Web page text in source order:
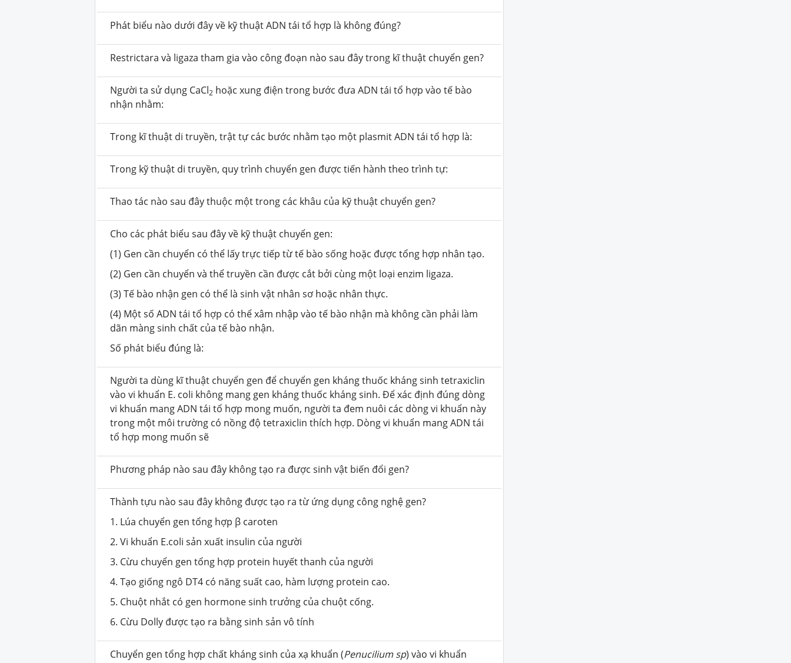
Phát biểu nào dưới đây về kỹ thuật ADN tái tổ hợp là không đúng?
Restrictara và ligaza tham gia vào công đoạn nào sau đây trong kĩ thuật chuyển gen?
Người ta sử dụng CaCl2 hoặc xung điện trong bước đưa ADN tái tổ hợp vào tế bào
nhận nhằm:
Trong kĩ thuật di truyền, trật tự các bước nhằm tạo một plasmit ADN tái tổ hợp là:
Trong kỹ thuật di truyền, quy trình chuyển gen được tiến hành theo trình tự:
Thao tác nào sau đây thuộc một trong các khâu của kỹ thuật chuyển gen?
Cho các phát biểu sau đây về kỹ thuật chuyển gen:
(1) Gen cần chuyển có thể lấy trực tiếp từ tế bào sống hoặc được tổng hợp nhân tạo.
(2) Gen cần chuyển và thể truyền cần được cắt bởi cùng một loại enzim ligaza.
(3) Tế bào nhận gen có thể là sinh vật nhân sơ hoặc nhân thực.
(4) Một số ADN tái tổ hợp có thể xâm nhập vào tế bào nhận mà không cần phải làm
dãn màng sinh chất của tế bào nhận.
Số phát biểu đúng là:
Người ta dùng kĩ thuật chuyển gen để chuyển gen kháng thuốc kháng sinh tetraxiclin
vào vi khuẩn E. coli không mang gen kháng thuốc kháng sinh. Để xác định đúng dòng
vi khuẩn mang ADN tái tổ hợp mong muốn, người ta đem nuôi các dòng vi khuẩn này
trong một môi trường có nồng độ tetraxiclin thích hợp. Dòng vi khuẩn mang ADN tái
tổ hợp mong muốn sẽ
Phương pháp nào sau đây không tạo ra được sinh vật biến đổi gen?
Thành tựu nào sau đây không được tạo ra từ ứng dụng công nghệ gen?
1. Lúa chuyển gen tổng hợp β caroten
2. Vi khuẩn E.coli sản xuất insulin của người
3. Cừu chuyển gen tổng hợp protein huyết thanh của người
4. Tạo giống ngô DT4 có năng suất cao, hàm lượng protein cao.
5. Chuột nhắt có gen hormone sinh trưởng của chuột cống.
6. Cừu Dolly được tạo ra bằng sinh sản vô tính
Chuyển gen tổng hợp chất kháng sinh của xạ khuẩn (Penucilium sp) vào vi khuẩn